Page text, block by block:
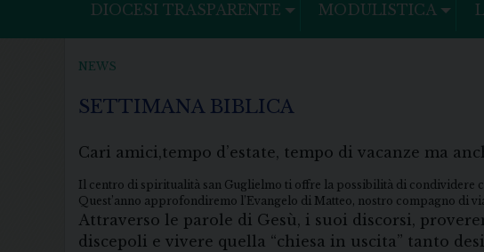
DIOCESI TRASPARENTE MODULISTICA
NEWS
SETTIMANA BIBLICA
Cari amici,tempo d’estate, tempo di vacanze ma
Il centro di spiritualità san Guglielmo ti offre la possibilità di condividere
Quest’anno approfondiremo l’Evangelo di Matteo, nostro compagno di
Attraverso le parole di Gesù, i suoi discorsi,
discepoli e vivere quella “chiesa in uscita” tanto